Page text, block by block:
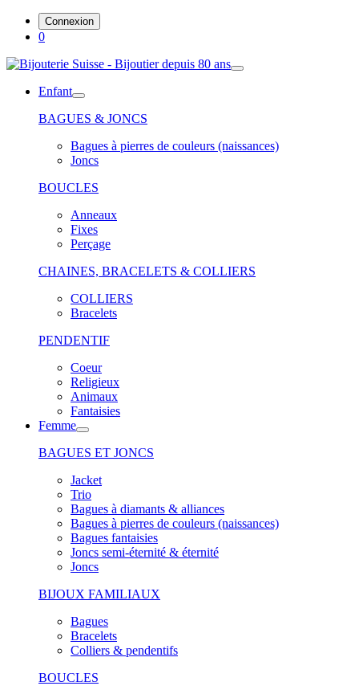
Connexion
0
Enfant
BAGUES & JONCS
Bagues à pierres de couleurs (naissances)
Joncs
BOUCLES
Anneaux
Fixes
Perçage
CHAINES, BRACELETS & COLLIERS
COLLIERS
Bracelets
PENDENTIF
Coeur
Religieux
Animaux
Fantaisies
Femme
BAGUES ET JONCS
Jacket
Trio
Bagues à diamants & alliances
Bagues à pierres de couleurs (naissances)
Bagues fantaisies
Joncs semi-éternité & éternité
Joncs
BIJOUX FAMILIAUX
Bagues
Bracelets
Colliers & pendentifs
BOUCLES